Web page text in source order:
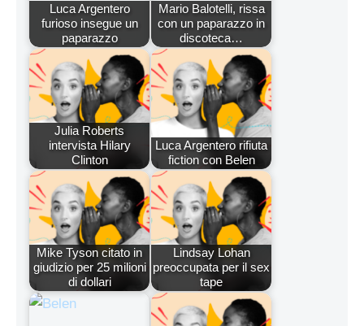
Luca Argentero
furioso insegue un
paparazzo
Mario Balotelli, rissa
con un paparazzo in
discoteca…
Julia Roberts
intervista Hilary
Clinton
Luca Argentero rifiuta
fiction con Belen
Mike Tyson citato in
giudizio per 25 milioni
di dollari
Lindsay Lohan
preoccupata per il sex
tape